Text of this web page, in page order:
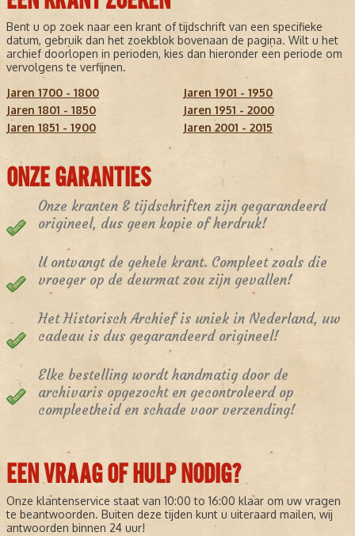
Bent u op zoek naar een krant of tijdschrift van een specifieke
datum, gebruik dan het zoekblok bovenaan de pagina. Wilt u het
archief doorlopen in perioden, kies dan hieronder een periode om
vervolgens te verfijnen.
Jaren 1700 - 1800
Jaren 1801 - 1850
Jaren 1851 - 1900
Jaren 1901 - 1950
Jaren 1951 - 2000
Jaren 2001 - 2015
ONZE GARANTIES
Onze kranten & tijdschriften zijn gegarandeerd
origineel, dus geen kopie of herdruk!
U ontvangt de gehele krant. Compleet zoals die
vroeger op de deurmat zou zijn gevallen!
Het Historisch Archief is uniek in Nederland, uw
cadeau is dus gegarandeerd origineel!
Elke bestelling wordt handmatig door de
archivaris opgezocht en gecontroleerd op
compleetheid en schade voor verzending!
EEN VRAAG OF HULP NODIG?
Onze klantenservice staat van 10:00 to 16:00 klaar om uw vragen
te beantwoorden. Buiten deze tijden kunt u uiteraard mailen, wij
antwoorden binnen 24 uur!